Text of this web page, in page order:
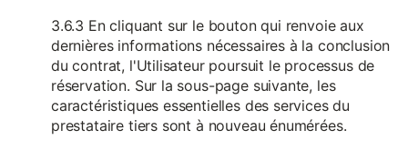
3.6.3 En cliquant sur le bouton qui renvoie aux
dernières informations nécessaires à la conclusion
du contrat, l'Utilisateur poursuit le processus de
réservation. Sur la sous-page suivante, les
caractéristiques essentielles des services du
prestataire tiers sont à nouveau énumérées.